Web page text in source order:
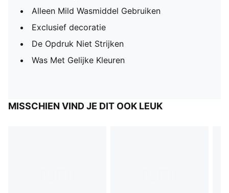
Alleen Mild Wasmiddel Gebruiken
Exclusief decoratie
De Opdruk Niet Strijken
Was Met Gelijke Kleuren
MISSCHIEN VIND JE DIT OOK LEUK